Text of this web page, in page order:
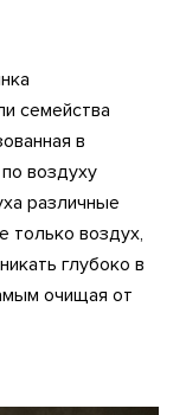
семейства
в
воздуху
различные
только воздух,
глубоко в
очищая от